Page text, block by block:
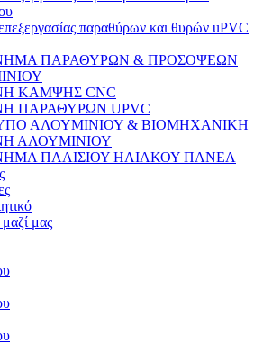
παραθύρων και θυρών uPVC
ΠΑΡΑΘΥΡΩΝ & ΠΡΟΣΟΨΕΩΝ
ΚΑΜΨΗΣ CNC
ΠΑΡΑΘΥΡΩΝ UPVC
ΑΛΟΥΜΙΝΙΟΥ & ΒΙΟΜΗΧΑΝΙΚΗ
ΑΛΟΥΜΙΝΙΟΥ
ΠΛΑΙΣΙΟΥ ΗΛΙΑΚΟΥ ΠΑΝΕΛ
μας